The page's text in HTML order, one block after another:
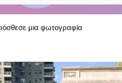
μια φωτογραφία